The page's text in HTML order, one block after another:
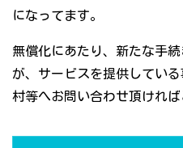
になってます。
無償化にあたり、新たな手
が、サービスを提供してい
村等へお問い合わせ頂ければ